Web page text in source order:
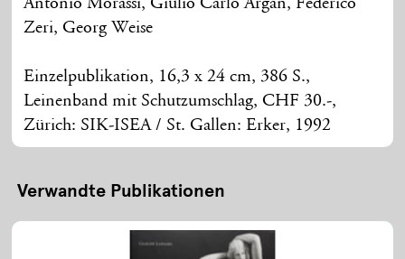
Antonio Morassi, Giulio Carlo Argan, Federico
Zeri, Georg Weise
Einzelpublikation, 16,3 x 24 cm, 386 S.,
Leinenband mit Schutzumschlag, CHF 30.-,
Zürich: SIK-ISEA / St. Gallen: Erker, 1992
Verwandte Publikationen